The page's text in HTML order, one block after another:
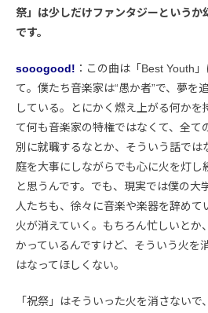
祭」は少しだけファンタジーというか
です。
sooogood! ：この曲は「Best Youth
て。僕たち音楽家は“愚か者”で、夢を
している。とにかく燃え上がる何かを
て何も音楽家の特権ではなくて、全て
別に就職するなとか、そういう話では
庭を大事にしながらでも心に火を灯し
と思うんです。でも、現実では僕の大
人たちも、徐々に音楽や楽器を辞めて
火が消えていく。もちろん忙しいとか
かっているんですけど、そういう火を
はなってほしくない。
「祝祭」はそういった火を消さない